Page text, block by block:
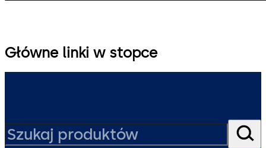
Główne linki w stopce